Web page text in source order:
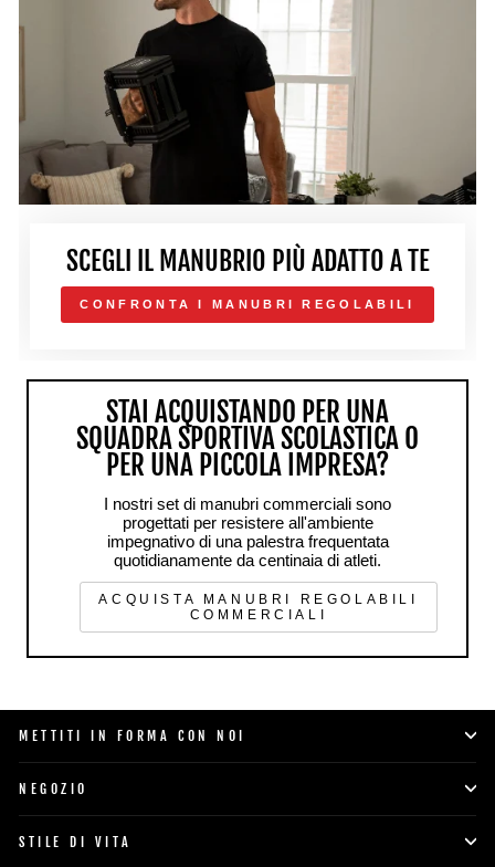
SCEGLI IL MANUBRIO PIÙ ADATTO A TE
CONFRONTA I MANUBRI REGOLABILI
STAI ACQUISTANDO PER UNA
SQUADRA SPORTIVA SCOLASTICA O
PER UNA PICCOLA IMPRESA?
I nostri set di manubri commerciali sono
progettati per resistere all'ambiente
impegnativo di una palestra frequentata
quotidianamente da centinaia di atleti.
ACQUISTA MANUBRI REGOLABILI
COMMERCIALI
METTITI IN FORMA CON NOI
NEGOZIO
STILE DI VITA